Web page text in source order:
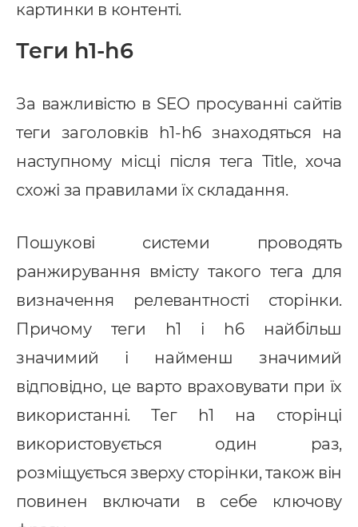
картинки в контенті.
Теги h1-h6
За важливістю в SEO просуванні сайтів
теги заголовків h1-h6 знаходяться на
наступному місці після тега Title, хоча
схожі за правилами їх складання.
Пошукові системи проводять
ранжирування вмісту такого тега для
визначення релевантності сторінки.
Причому теги h1 і h6 найбільш
значимий і найменш значимий
відповідно, це варто враховувати при їх
використанні. Тег h1 на сторінці
використовується один раз,
розміщується зверху сторінки, також він
повинен включати в себе ключову